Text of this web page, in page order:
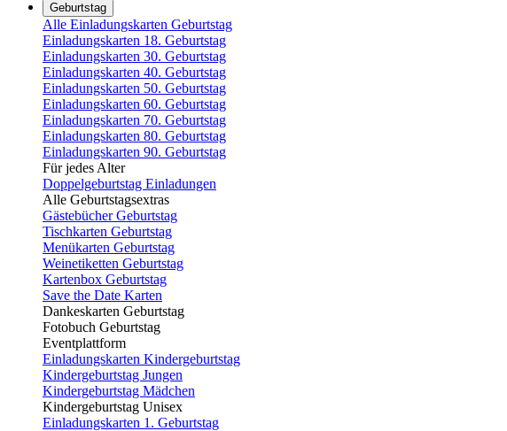
Geburtstag
Alle Einladungskarten Geburtstag
Einladungskarten 18. Geburtstag
Einladungskarten 30. Geburtstag
Einladungskarten 40. Geburtstag
Einladungskarten 50. Geburtstag
Einladungskarten 60. Geburtstag
Einladungskarten 70. Geburtstag
Einladungskarten 80. Geburtstag
Einladungskarten 90. Geburtstag
Für jedes Alter
Doppelgeburtstag Einladungen
Alle Geburtstagsextras
Gästebücher Geburtstag
Tischkarten Geburtstag
Menükarten Geburtstag
Weinetiketten Geburtstag
Kartenbox Geburtstag
Save the Date Karten
Dankeskarten Geburtstag
Fotobuch Geburtstag
Eventplattform
Einladungskarten Kindergeburtstag
Kindergeburtstag Jungen
Kindergeburtstag Mädchen
Kindergeburtstag Unisex
Einladungskarten 1. Geburtstag